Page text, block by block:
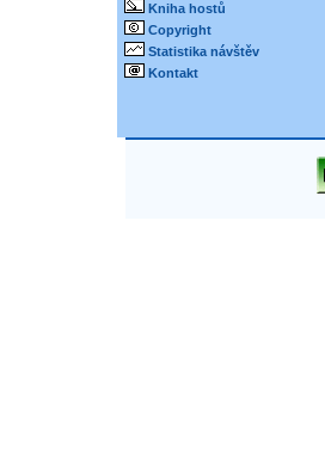
Kniha hostů
Copyright
Statistika návštěv
Kontakt